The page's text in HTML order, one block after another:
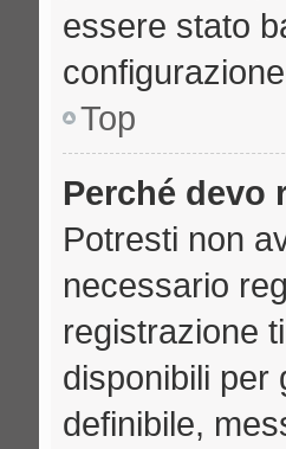
essere stato
Top
Perché devo
Potresti non
necessario
registrazione
disponibili per
definibile,